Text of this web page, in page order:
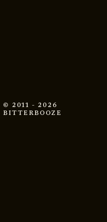
© 2011 - 2026
BITTERBOOZE